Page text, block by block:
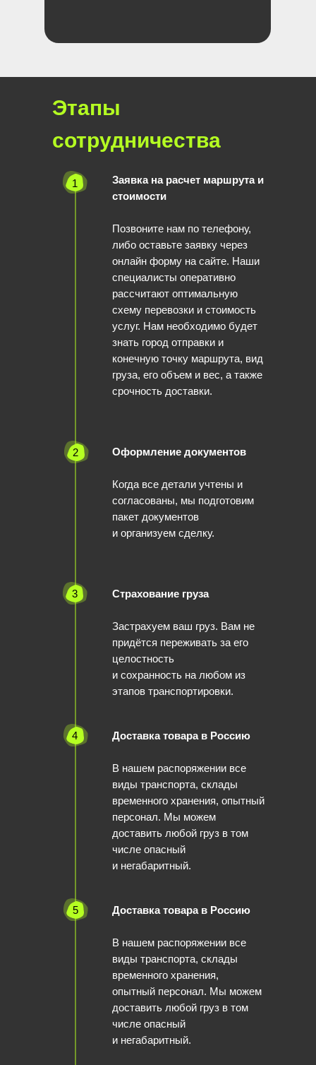
Этапы
сотрудничества
Доставка товара в Россию
В нашем распоряжении все
виды транспорта, склады
временного хранения,
опытный персонал. Мы можем
доставить любой груз в том
числе опасный
и негабаритный.
Доставка товара в Россию
В нашем распоряжении все
виды транспорта, склады
временного хранения, опытный
персонал. Мы можем
доставить любой груз в том
числе опасный
и негабаритный.
Страхование груза
Застрахуем ваш груз. Вам не
придётся переживать за его
целостность
и сохранность на любом из
этапов транспортировки.
Оформление документов
Когда все детали учтены и
согласованы, мы подготовим
пакет документов
и организуем сделку.
Заявка на расчет маршрута и
стоимости
Позвоните нам по телефону,
либо оставьте заявку через
онлайн форму на сайте. Наши
специалисты оперативно
рассчитают оптимальную
схему перевозки и стоимость
услуг. Нам необходимо будет
знать город отправки и
конечную точку маршрута, вид
груза, его объем и вес, а также
срочность доставки.
5
4
3
2
1